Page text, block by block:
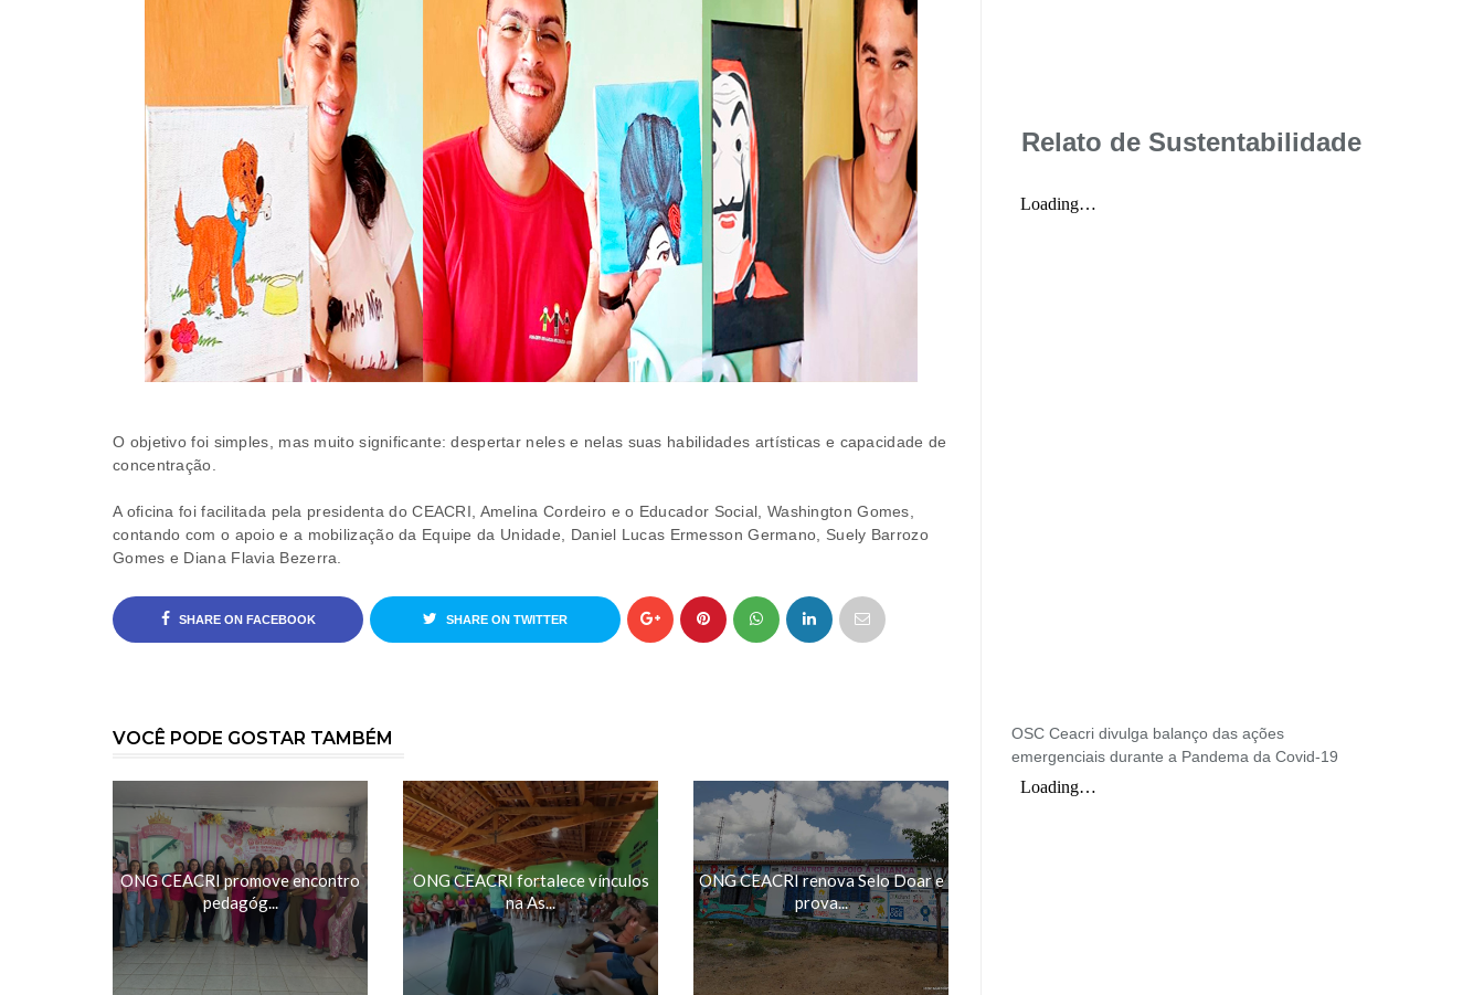
O objetivo foi simples, mas muito significante: despertar neles e nelas suas habilidades artísticas e capacidade de
concentração.
A oficina foi facilitada pela presidenta do CEACRI, Amelina Cordeiro e o Educador Social, Washington Gomes,
contando com o apoio e a mobilização da Equipe da Unidade, Daniel Lucas Ermesson Germano, Suely Barrozo
Gomes e Diana Flavia Bezerra.
SHARE ON FACEBOOK SHARE ON TWITTER
VOCÊ PODE GOSTAR TAMBÉM
ONG CEACRI promove encontro
pedagóg...
ONG CEACRI fortalece vínculos
na As...
ONG CEACRI renova Selo Doar e
prova...
Relato de Sustentabilidade
OSC Ceacri divulga balanço das ações
emergenciais durante a Pandema da Covid-19